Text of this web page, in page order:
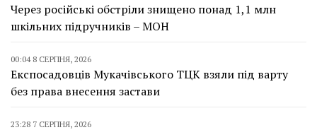
Через російські обстріли знищено понад 1,1 млн
шкільних підручників – МОН
00:04 8 СЕРПНЯ, 2026
Експосадовців Мукачівського ТЦК взяли під варту
без права внесення застави
23:28 7 СЕРПНЯ, 2026